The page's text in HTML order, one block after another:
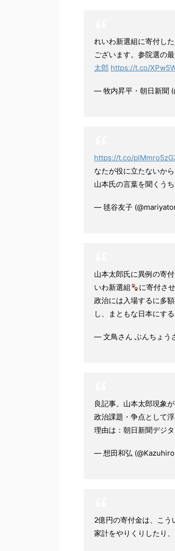
れいわ新選組に寄付し
ございます。参院選の
太郎 https://t.co/
— 牧内昇平・朝日新聞
https://t.co/
なたが役に立たないか
山本氏の言葉を聞くう
— 毬谷友子
山本太郎氏に異例の寄
いわ新選組
に寄付さ
政治には入場するに多
し、まともな日本にす
— 文鳥さん ぶんちょう
良記事。山本太郎現象
政治課題・争点として
理由は：朝日新聞デジ
— 想田和弘
2億円の寄付金は、こう
家計をやりくりしたり